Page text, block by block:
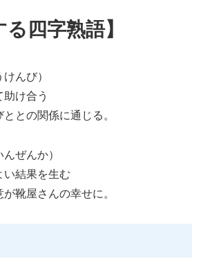
る四字熟語】
けんび）
け合う
との関係に通じる。
んぜんか）
い結果を生む
靴屋さんの幸せに。